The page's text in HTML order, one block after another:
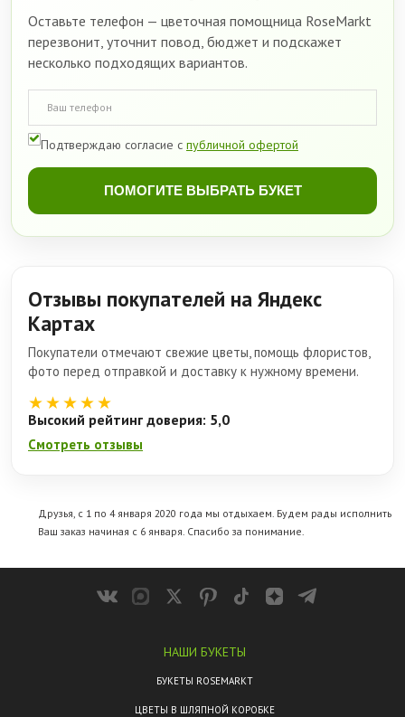
Оставьте телефон — цветочная помощница RoseMarkt
перезвонит, уточнит повод, бюджет и подскажет
несколько подходящих вариантов.
Подтверждаю согласие с публичной офертой
ПОМОГИТЕ ВЫБРАТЬ БУКЕТ
Отзывы покупателей на Яндекс
Картах
Покупатели отмечают свежие цветы, помощь флористов,
фото перед отправкой и доставку к нужному времени.
★★★★★
Высокий рейтинг доверия: 5,0
Смотреть отзывы
Друзья, с 1 по 4 января 2020 года мы отдыхаем. Будем рады исполнить
Ваш заказ начиная с 6 января. Спасибо за понимание.
НАШИ БУКЕТЫ
БУКЕТЫ ROSEMARKT
ЦВЕТЫ В ШЛЯПНОЙ КОРОБКЕ